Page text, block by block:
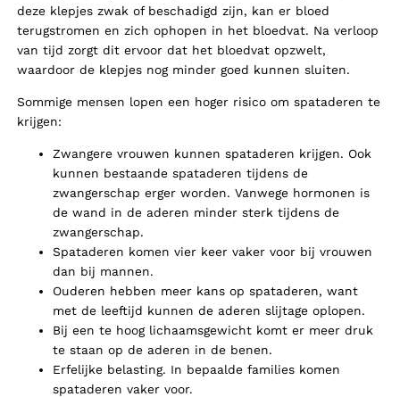
deze klepjes zwak of beschadigd zijn, kan er bloed
terugstromen en zich ophopen in het bloedvat. Na verloop
van tijd zorgt dit ervoor dat het bloedvat opzwelt,
waardoor de klepjes nog minder goed kunnen sluiten.
Sommige mensen lopen een hoger risico om spataderen te
krijgen:
Zwangere vrouwen kunnen spataderen krijgen. Ook
kunnen bestaande spataderen tijdens de
zwangerschap erger worden. Vanwege hormonen is
de wand in de aderen minder sterk tijdens de
zwangerschap.
Spataderen komen vier keer vaker voor bij vrouwen
dan bij mannen.
Ouderen hebben meer kans op spataderen, want
met de leeftijd kunnen de aderen slijtage oplopen.
Bij een te hoog lichaamsgewicht komt er meer druk
te staan op de aderen in de benen.
Erfelijke belasting. In bepaalde families komen
spataderen vaker voor.